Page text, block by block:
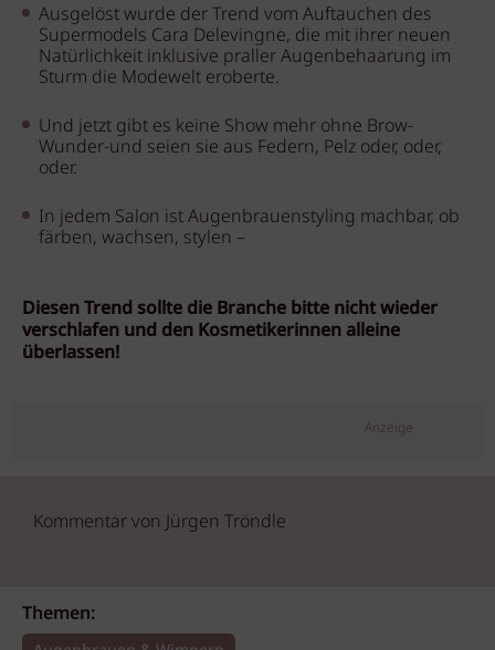
Ausgelöst wurde der Trend vom Auftauchen des
Supermodels Cara Delevingne, die mit ihrer neuen
Natürlichkeit inklusive praller Augenbehaarung im
Sturm die Modewelt eroberte.
Und jetzt gibt es keine Show mehr ohne Brow-
Wunder-und seien sie aus Federn, Pelz oder, oder,
oder.
In jedem Salon ist Augenbrauenstyling machbar, ob
färben, wachsen, stylen –
Diesen Trend sollte die Branche bitte nicht wieder
verschlafen und den Kosmetikerinnen alleine
überlassen!
Anzeige
Kommentar von Jürgen Tröndle
Themen: